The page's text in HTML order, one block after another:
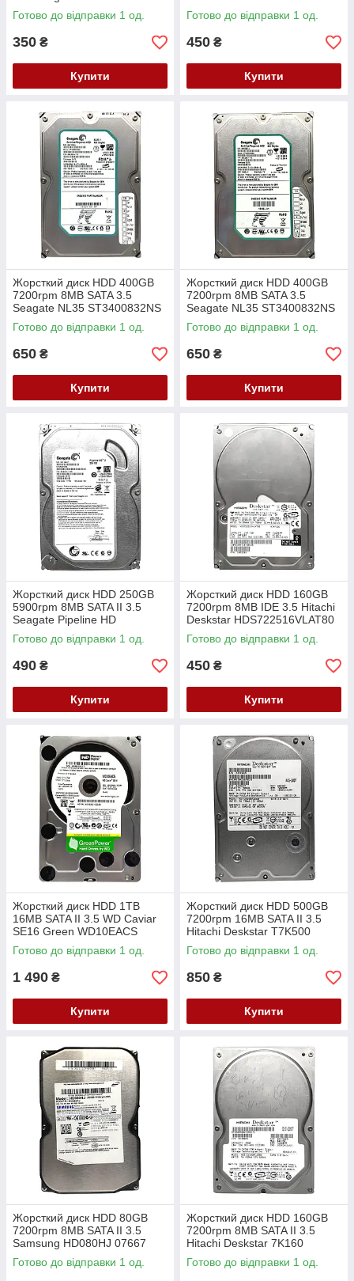
Готово до відправки 1 од.
350 ₴
Купити
Готово до відправки 1 од.
450 ₴
Купити
Жорсткий диск HDD 400GB
7200rpm 8MB SATA 3.5
Seagate NL35 ST3400832NS
195WL
Готово до відправки 1 од.
650 ₴
Купити
Жорсткий диск HDD 400GB
7200rpm 8MB SATA 3.5
Seagate NL35 ST3400832NS
02BTJ
Готово до відправки 1 од.
650 ₴
Купити
Жорсткий диск HDD 250GB
5900rpm 8MB SATA II 3.5
Seagate Pipeline HD
ST3250312CS
Готово до відправки 1 од.
490 ₴
Купити
Жорсткий диск HDD 160GB
7200rpm 8MB IDE 3.5 Hitachi
Deskstar HDS722516VLAT80
Готово до відправки 1 од.
450 ₴
Купити
Жорсткий диск HDD 1TB
16MB SATA II 3.5 WD Caviar
SE16 Green WD10EACS
Готово до відправки 1 од.
1 490 ₴
Купити
Жорсткий диск HDD 500GB
7200rpm 16MB SATA II 3.5
Hitachi Deskstar T7K500
HDT725050VLA360
Готово до відправки 1 од.
850 ₴
Купити
Жорсткий диск HDD 80GB
7200rpm 8MB SATA II 3.5
Samsung HD080HJ 07667
Готово до відправки 1 од.
Жорсткий диск HDD 160GB
7200rpm 8MB SATA II 3.5
Hitachi Deskstar 7K160
HDS721616PLA380 7VGEN
Готово до відправки 1 од.